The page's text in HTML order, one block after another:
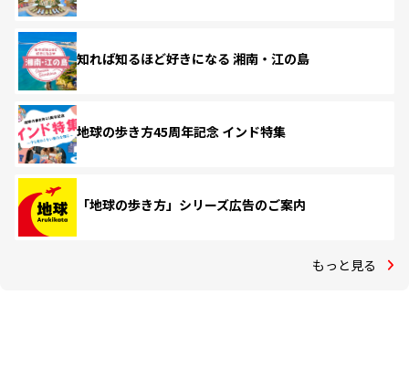
知れば知るほど好きになる 湘南・江の島
地球の歩き方45周年記念 インド特集
「地球の歩き方」シリーズ広告のご案内
もっと見る